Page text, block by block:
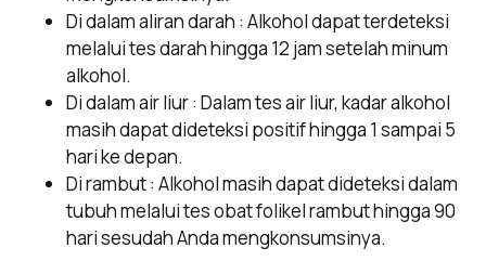
Di dalam aliran darah : Alkohol dapat terdeteksi
melalui tes darah hingga 12 jam setelah minum
alkohol.
Di dalam air liur : Dalam tes air liur, kadar alkohol
masih dapat dideteksi positif hingga 1 sampai 5
hari ke depan.
Di rambut : Alkohol masih dapat dideteksi dalam
tubuh melalui tes obat folikel rambut hingga 90
hari sesudah Anda mengkonsumsinya.